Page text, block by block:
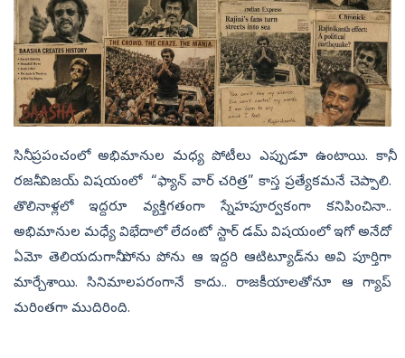
సినీ ప్రపంచంలో అభిమానుల మధ్య పోటీలు ఎప్పుడూ ఉంటాయి. కానీ,
రజనీ–విజయ్‌ విషయంలో “ఫ్యాన్‌ వార్‌ చరిత్ర” కాస్త ప్రత్యేకమనే చెప్పాలి.
తొలినాళ్లలో ఇద్దరూ వ్యక్తిగతంగా స్నేహపూర్వకంగా కనిపించినా..
అభిమానుల మధ్యే విభేదాలో లేదంటో స్టార్‌ డమ్‌ విషయంలో ఇగో అనేదో
ఏమో తెలియదుగానీ పోను పోను ఆ ఇద్దరి ఆటిట్యూడ్‌ను అవి పూర్తిగా
మార్చేశాయి. సినిమాలపరంగానే కాదు.. రాజకీయాలతోనూ ఆ గ్యాప్‌
మరింతగా ముదిరింది.